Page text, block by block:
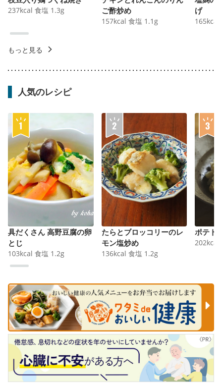
237kcal 食塩 1.3g
ご酢炒め
157kcal 食塩 1.1 g
げ
165kcal
もっと見る
人気のレシピ
具だくさん 高野豆腐の卵
とじ
103kcal 食塩 1.2g
たらとブロッコリーのレ
モン塩炒め
136kcal 食塩 1.2g
ポテト
202kcal